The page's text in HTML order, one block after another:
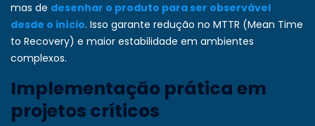
mas de desenhar o produto para ser observável
desde o início. Isso garante redução no MTTR (Mean Time
to Recovery) e maior estabilidade em ambientes
complexos.
Implementação prática em
projetos críticos